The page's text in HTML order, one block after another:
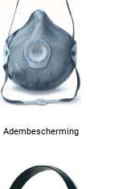
Adembescherming